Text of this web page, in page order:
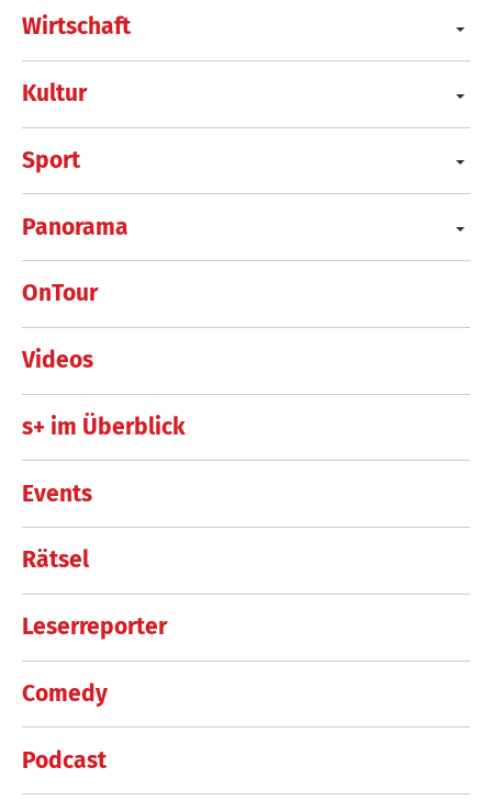
Wirtschaft
Kultur
Sport
Panorama
OnTour
Videos
s+ im Überblick
Events
Rätsel
Leserreporter
Comedy
Podcast